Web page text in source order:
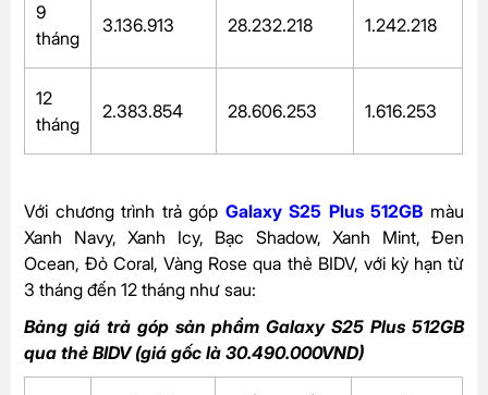
9
tháng
3.136.913 28.232.218 1.242.218
12
tháng
2.383.854 28.606.253 1.616.253
Với chương trình trả góp Galaxy S25 Plus 512GB màu
Xanh Navy, Xanh Icy, Bạc Shadow, Xanh Mint, Đen
Ocean, Đỏ Coral, Vàng Rose qua thẻ BIDV, với kỳ hạn từ
3 tháng đến 12 tháng như sau:
Bảng giá trả góp sản phẩm Galaxy S25 Plus 512GB
qua thẻ BIDV (giá gốc là 30.490.000VND)